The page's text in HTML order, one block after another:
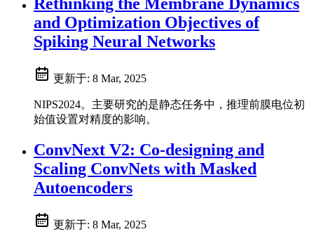
and Optimization Objectives of
Spiking Neural Networks
更新于: 8 Mar, 2025
NIPS2024。主要研究的是静态任务中，推理前膜电位初
始值设置对精度的影响。
ConvNext V2: Co-designing and
Scaling ConvNets with Masked
Autoencoders
更新于: 8 Mar, 2025